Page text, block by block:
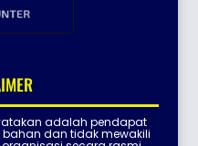
adalah pendapat
dan tidak mewakili